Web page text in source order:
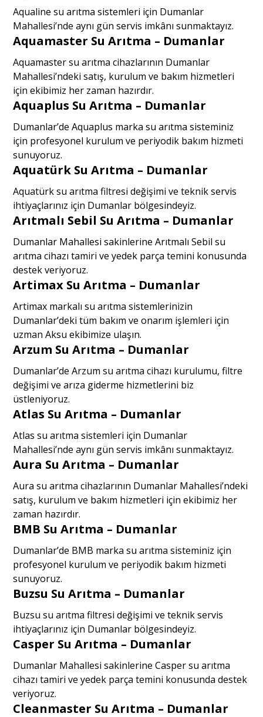
Aqualine su arıtma sistemleri için Dumanlar
Mahallesi’nde aynı gün servis imkânı sunmaktayız.
Aquamaster Su Arıtma – Dumanlar
Aquamaster su arıtma cihazlarının Dumanlar
Mahallesi’ndeki satış, kurulum ve bakım hizmetleri
için ekibimiz her zaman hazırdır.
Aquaplus Su Arıtma – Dumanlar
Dumanlar’de Aquaplus marka su arıtma sisteminiz
için profesyonel kurulum ve periyodik bakım hizmeti
sunuyoruz.
Aquatürk Su Arıtma – Dumanlar
Aquatürk su arıtma filtresi değişimi ve teknik servis
ihtiyaçlarınız için Dumanlar bölgesindeyiz.
Arıtmalı Sebil Su Arıtma – Dumanlar
Dumanlar Mahallesi sakinlerine Arıtmalı Sebil su
arıtma cihazı tamiri ve yedek parça temini konusunda
destek veriyoruz.
Artimax Su Arıtma – Dumanlar
Artimax markalı su arıtma sistemlerinizin
Dumanlar’deki tüm bakım ve onarım işlemleri için
uzman Aksu ekibimize ulaşın.
Arzum Su Arıtma – Dumanlar
Dumanlar’de Arzum su arıtma cihazı kurulumu, filtre
değişimi ve arıza giderme hizmetlerini biz
üstleniyoruz.
Atlas Su Arıtma – Dumanlar
Atlas su arıtma sistemleri için Dumanlar
Mahallesi’nde aynı gün servis imkânı sunmaktayız.
Aura Su Arıtma – Dumanlar
Aura su arıtma cihazlarının Dumanlar Mahallesi’ndeki
satış, kurulum ve bakım hizmetleri için ekibimiz her
zaman hazırdır.
BMB Su Arıtma – Dumanlar
Dumanlar’de BMB marka su arıtma sisteminiz için
profesyonel kurulum ve periyodik bakım hizmeti
sunuyoruz.
Buzsu Su Arıtma – Dumanlar
Buzsu su arıtma filtresi değişimi ve teknik servis
ihtiyaçlarınız için Dumanlar bölgesindeyiz.
Casper Su Arıtma – Dumanlar
Dumanlar Mahallesi sakinlerine Casper su arıtma
cihazı tamiri ve yedek parça temini konusunda destek
veriyoruz.
Cleanmaster Su Arıtma – Dumanlar